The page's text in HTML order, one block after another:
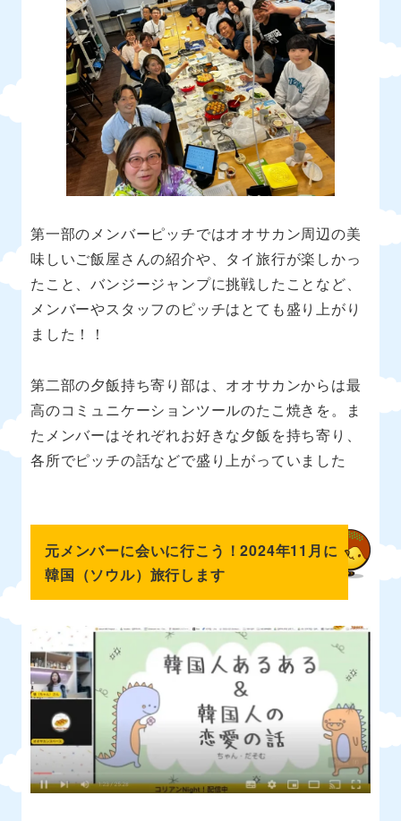
第一部のメンバーピッチではオオサカン周辺の美
味しいご飯屋さんの紹介や、タイ旅行が楽しかっ
たこと、バンジージャンプに挑戦したことなど、
メンバーやスタッフのピッチはとても盛り上がり
ました！！
第二部の夕飯持ち寄り部は、オオサカンからは最
高のコミュニケーションツールのたこ焼きを。ま
たメンバーはそれぞれお好きな夕飯を持ち寄り、
各所でピッチの話などで盛り上がっていました
元メンバーに会いに行こう！2024年11月に
韓国（ソウル）旅行します